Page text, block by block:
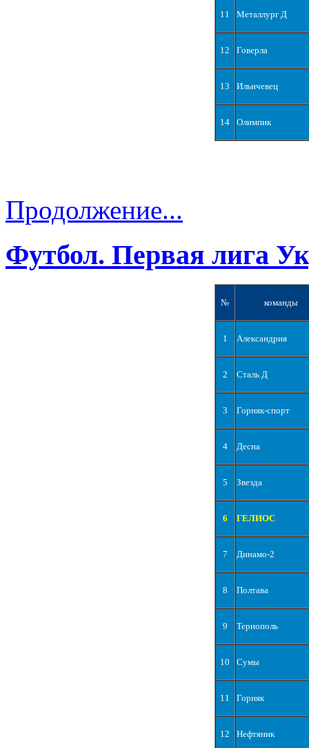
11 Металлург Д
12 Говерла
13 Ильичевец
14 Олимпик
Продолжение...
Футбол. Первая лига
№ команды
1 Александрия
2 Сталь Д
3 Горняк-спорт
4 Десна
5 Звезда
6 ГЕЛИОС
7 Динамо-2
8 Полтава
9 Тернополь
10 Сумы
11 Горняк
12 Нефтяник